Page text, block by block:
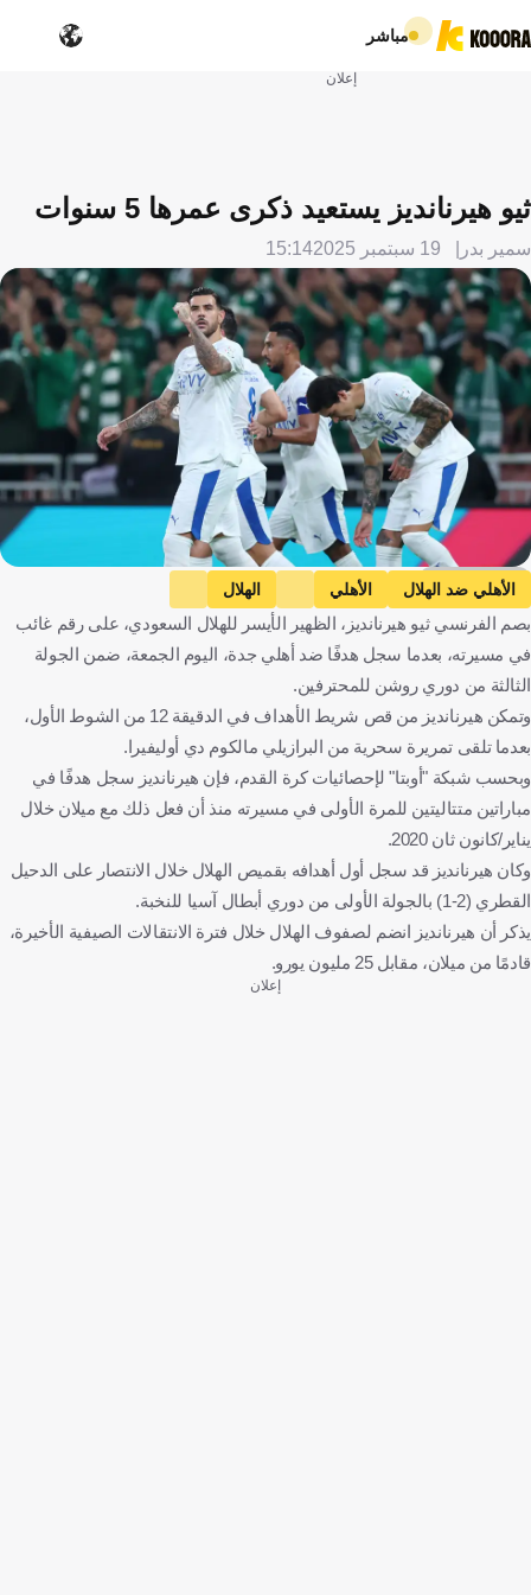
مباشر
إعلان
ثيو هيرنانديز يستعيد ذكرى عمرها 5 سنوات
سمير بدر 19 سبتمبر 2025 15:14
Getty Images
الأهلي ضد الهلال الأهلي
الهلال
دوري روشن السعودي
ثيو هيرنانديز
المملكة العربية السعودية
فرنسا
كرة قدم
بصم الفرنسي ثيو هيرنانديز، الظهير الأيسر للهلال السعودي، على رقم غائب
في مسيرته، بعدما سجل هدفًا ضد أهلي جدة، اليوم الجمعة، ضمن الجولة
الثالثة من دوري روشن للمحترفين.
وتمكن هيرنانديز من قص شريط الأهداف في الدقيقة 12 من الشوط الأول،
بعدما تلقى تمريرة سحرية من البرازيلي مالكوم دي أوليفيرا.
وبحسب شبكة "أوبتا" لإحصائيات كرة القدم، فإن هيرنانديز سجل هدفًا في
مباراتين متتاليتين للمرة الأولى في مسيرته منذ أن فعل ذلك مع ميلان خلال
يناير/كانون ثان 2020.
وكان هيرنانديز قد سجل أول أهدافه بقميص الهلال خلال الانتصار على الدحيل
القطري (2-1) بالجولة الأولى من دوري أبطال آسيا للنخبة.
يذكر أن هيرنانديز انضم لصفوف الهلال خلال فترة الانتقالات الصيفية الأخيرة،
قادمًا من ميلان، مقابل 25 مليون يورو.
إعلان